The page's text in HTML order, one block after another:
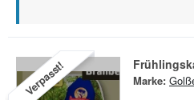
Verpasst! Marke: